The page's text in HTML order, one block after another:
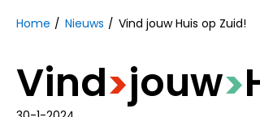
Home Nieuws Vind jouw Huis op Zuid!
Vind>​jouw>